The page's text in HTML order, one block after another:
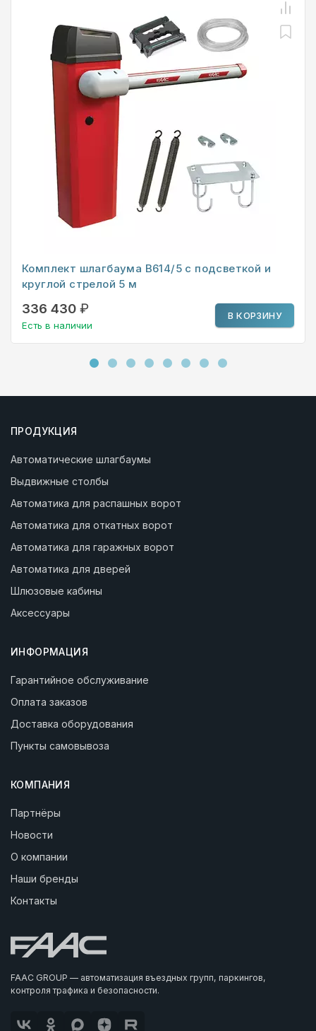
Комплект шлагбаума B614/5 с подсветкой и
круглой стрелой 5 м
336 430 ₽
Есть в наличии
В КОРЗИНУ
ПРОДУКЦИЯ
Автоматические шлагбаумы
Выдвижные столбы
Автоматика для распашных ворот
Автоматика для откатных ворот
Автоматика для гаражных ворот
Автоматика для дверей
Шлюзовые кабины
Аксессуары
ИНФОРМАЦИЯ
Гарантийное обслуживание
Оплата заказов
Доставка оборудования
Пункты самовывоза
КОМПАНИЯ
Партнёры
Новости
О компании
Наши бренды
Контакты
FAAC GROUP — автоматизация въездных групп, паркингов,
контроля трафика и безопасности.